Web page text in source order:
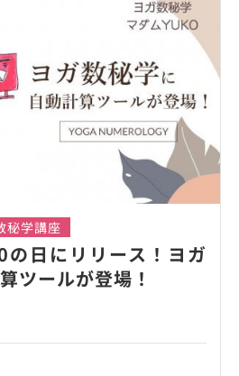
秘学講座
の日にリリース！ヨガ
ツールが登場！